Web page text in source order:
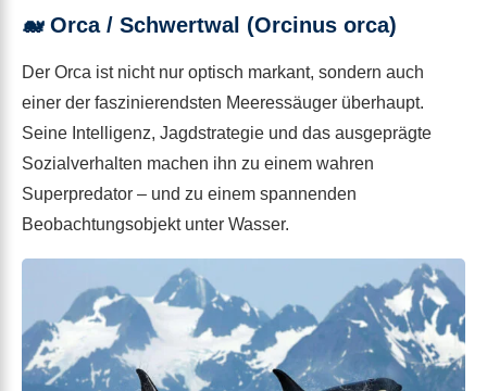
🐋 Orca / Schwertwal (Orcinus orca)
Der Orca ist nicht nur optisch markant, sondern auch
einer der faszinierendsten Meeressäuger überhaupt.
Seine Intelligenz, Jagdstrategie und das ausgeprägte
Sozialverhalten machen ihn zu einem wahren
Superpredator – und zu einem spannenden
Beobachtungsobjekt unter Wasser.